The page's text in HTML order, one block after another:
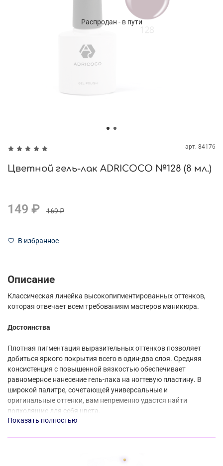
Распродан - в пути
арт. 84176
Цветной гель-лак ADRICOCO №128 (8 мл.)
149 ₽ 169 ₽
В избранное
Описание
Классическая линейка высокопигментированных оттенков,
которая отвечает всем требованиям мастеров маникюра.
Достоинства
Плотная пигментация выразительных оттенков позволяет
добиться яркого покрытия всего в один-два слоя. Средняя
консистенция с повышенной вязкостью обеспечивает
равномерное нанесение гель-лака на ногтевую пластину. В
широкой палитре, сочетающей универсальные и
оригинальные оттенки, вам непременно удастся найти
подходящие для себя цвета.
Показать полностью